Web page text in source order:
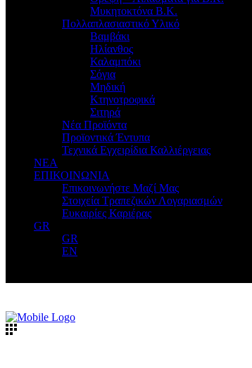
Μυκητοκτόνα Β.Κ.
Πολλαπλασιαστικό Υλικό
Βαμβάκι
Ηλίανθος
Καλαμπόκι
Σόγια
Μηδική
Κτηνοτροφικά
Σιτηρά
Νέα Προϊόντα
Προϊοντικά Έντυπα
Τεχνικά Εγχειρίδια Καλλιέργειας
ΝΕΑ
ΕΠΙΚΟΙΝΩΝΙΑ
Επικοινωνήστε Μαζί Μας
Στοιχεία Τραπεζικών Λογαριασμών
Ευκαιρίες Καριέρας
GR
GR
EN